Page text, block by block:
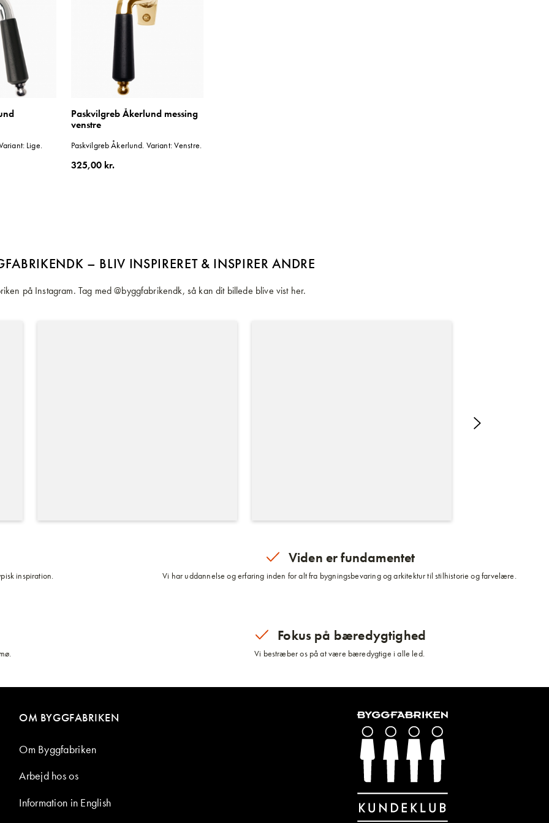
Lige.
Paskvilgreb Åkerlund messing
venstre
Paskvilgreb Åkerlund. Variant: Venstre.
325,00 kr.
– BLIV INSPIRERET & INSPIRER ANDRE
på Instagram. Tag med @byggfabrikendk, så kan dit billede blive vist her.
inspiration.
Viden er fundamentet
Vi har uddannelse og erfaring inden for alt fra bygningsbevaring og arkitektur til stilhistorie og farvelære.
Fokus på bæredygtighed
Vi bestræber os på at være bæredygtige i alle led.
OM BYGGFABRIKEN
Om Byggfabriken
Arbejd hos os
Information in English